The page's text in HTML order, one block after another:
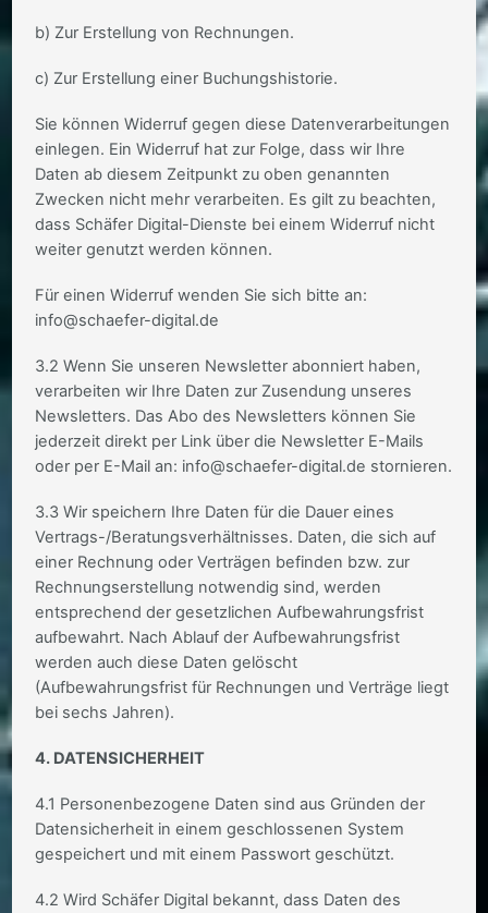
b) Zur Erstellung von Rechnungen.
c) Zur Erstellung einer Buchungshistorie.
Sie können Widerruf gegen diese Datenverarbeitungen
einlegen. Ein Widerruf hat zur Folge, dass wir Ihre
Daten ab diesem Zeitpunkt zu oben genannten
Zwecken nicht mehr verarbeiten. Es gilt zu beachten,
dass Schäfer Digital-Dienste bei einem Widerruf nicht
weiter genutzt werden können.
Für einen Widerruf wenden Sie sich bitte an:
info@schaefer-digital.de
3.2 Wenn Sie unseren Newsletter abonniert haben,
verarbeiten wir Ihre Daten zur Zusendung unseres
Newsletters. Das Abo des Newsletters können Sie
jederzeit direkt per Link über die Newsletter E-Mails
oder per E-Mail an: info@schaefer-digital.de stornieren.
3.3 Wir speichern Ihre Daten für die Dauer eines
Vertrags-/Beratungsverhältnisses. Daten, die sich auf
einer Rechnung oder Verträgen befinden bzw. zur
Rechnungserstellung notwendig sind, werden
entsprechend der gesetzlichen Aufbewahrungsfrist
aufbewahrt. Nach Ablauf der Aufbewahrungsfrist
werden auch diese Daten gelöscht
(Aufbewahrungsfrist für Rechnungen und Verträge liegt
bei sechs Jahren).
4. DATENSICHERHEIT
4.1 Personenbezogene Daten sind aus Gründen der
Datensicherheit in einem geschlossenen System
gespeichert und mit einem Passwort geschützt.
4.2 Wird Schäfer Digital bekannt, dass Daten des